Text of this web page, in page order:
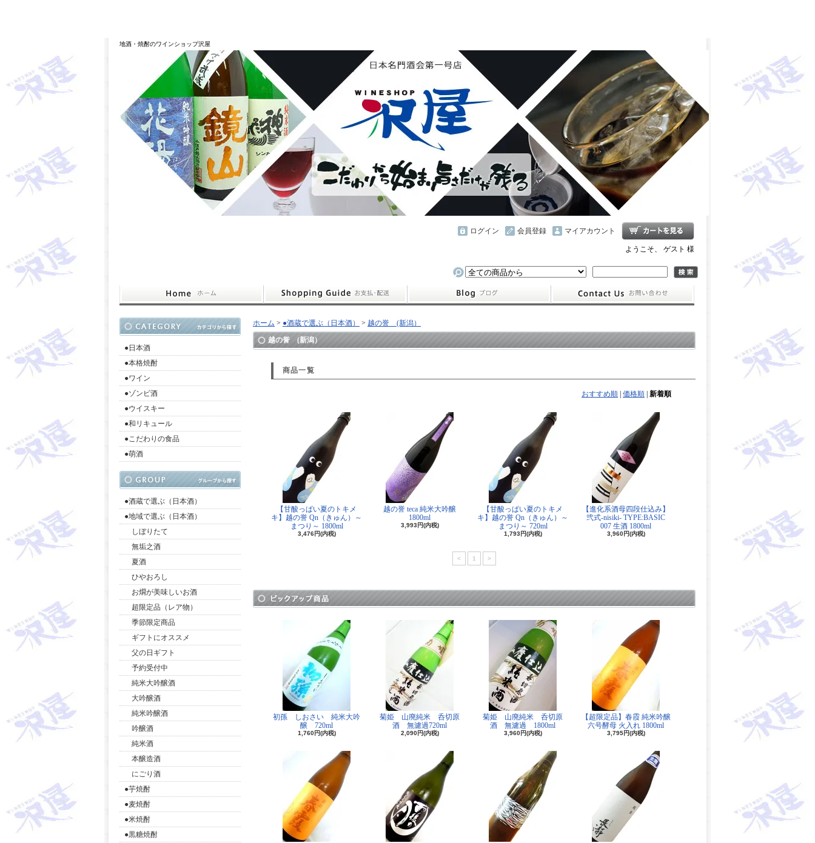
地酒・焼酎のワインショップ沢屋
マイアカウント
会員登録
ログイン
ようこそ、 ゲスト 様
●日本酒
●本格焼酎
●ワイン
●ゾンビ酒
●ウイスキー
●和リキュール
●こだわりの食品
●萌酒
●酒蔵で選ぶ（日本酒）
●地域で選ぶ（日本酒）
しぼりたて
無垢之酒
夏酒
ひやおろし
お燗が美味しいお酒
超限定品（レア物）
季節限定商品
ギフトにオススメ
父の日ギフト
予約受付中
純米大吟醸酒
大吟醸酒
純米吟醸酒
吟醸酒
純米酒
本醸造酒
にごり酒
●芋焼酎
●麦焼酎
●米焼酎
●黒糖焼酎
ホーム > ●酒蔵で選ぶ（日本酒） > 越の誉 (新潟）
越の誉 (新潟）
商品一覧
おすすめ順 価格順 新着順
【甘酸っぱい夏のトキメ
キ】越の誉 Qn（きゅん）～
まつり～ 1800ml
3,476円(内税)
越の誉 teca 純米大吟醸
1800ml
3,993円(内税)
【甘酸っぱい夏のトキメ
キ】越の誉 Qn（きゅん）～
まつり～ 720ml
1,793円(内税)
【進化系酒母四段仕込み】
弐式-nisiki- TYPE:BASIC
007 生酒 1800ml
3,960円(内税)
< 1 >
初孫 しおさい 純米大吟
醸 720ml
1,760円(内税)
菊姫 山廃純米 呑切原
酒 無濾過720ml
2,090円(内税)
菊姫 山廃純米 呑切原
酒 無濾過 1800ml
3,960円(内税)
【超限定品】春霞 純米吟醸
六号酵母 火入れ 1800ml
3,795円(内税)